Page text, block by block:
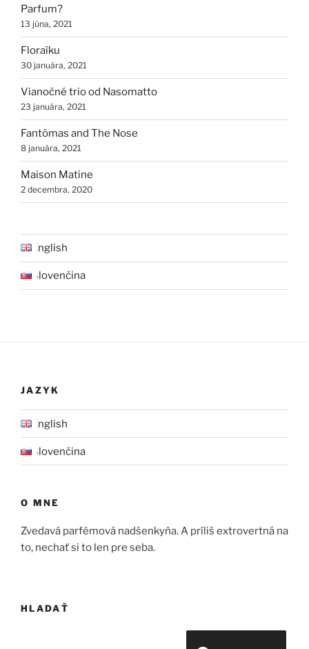
Parfum?
13 júna, 2021
Floraïku
30 januára, 2021
Vianočné trio od Nasomatto
23 januára, 2021
Fantômas and The Nose
8 januára, 2021
Maison Matine
2 decembra, 2020
English
Slovenčina
JAZYK
English
Slovenčina
O MNE
Zvedavá parfémová nadšenkyňa. A príliš extrovertná na
to, nechať si to len pre seba.
HLADAŤ